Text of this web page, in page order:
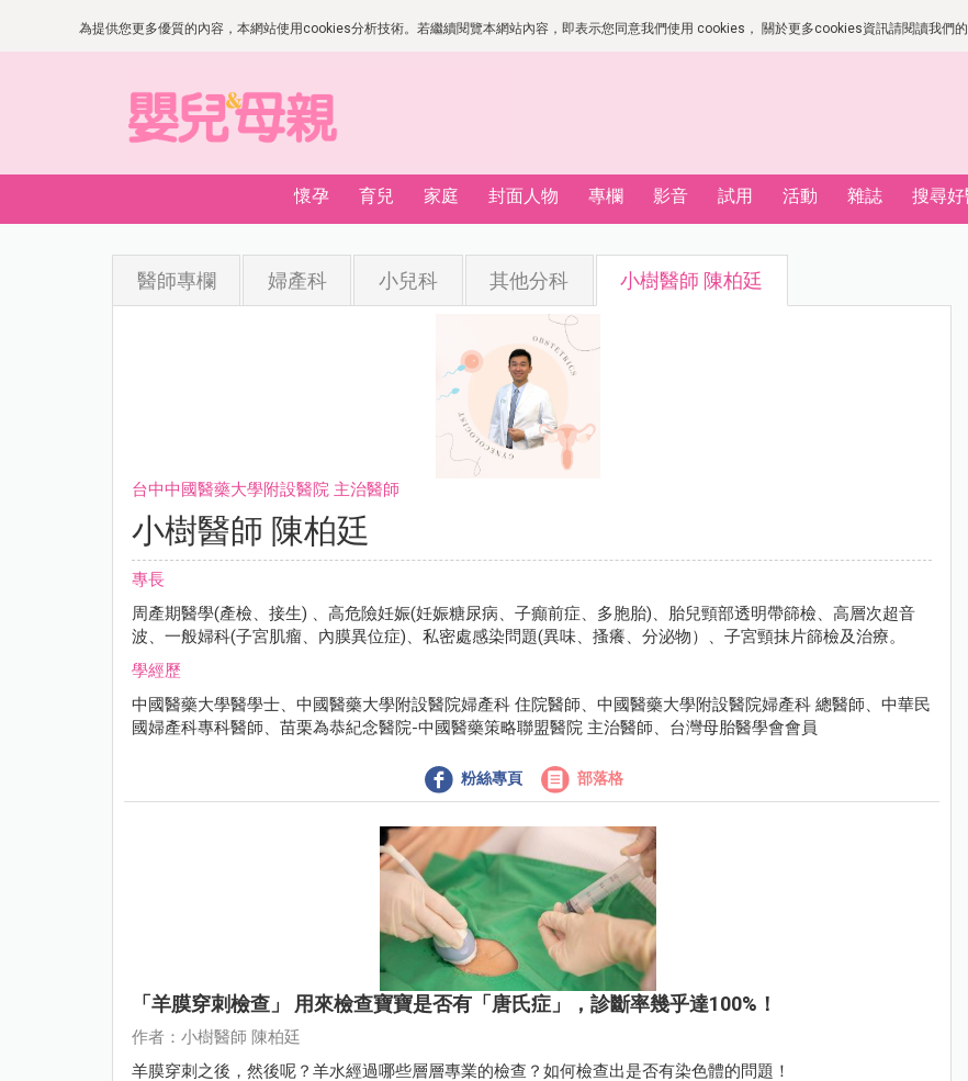
為提供您更多優質的內容，本網站使用cookies分析技術。若繼續閱覽本網站內容，即表示您同意我們使用 cookies， 關於更多cookies資訊請閱讀我們的
懷孕 育兒 家庭 封面人物 專欄 影音 試用 活動 雜誌 搜尋好
醫師專欄 婦產科 小兒科 其他分科 小樹醫師 陳柏廷
台中中國醫藥大學附設醫院 主治醫師
小樹醫師 陳柏廷
專長
周產期醫學(產檢、接生) 、高危險妊娠(妊娠糖尿病、子癲前症、多胞胎)、胎兒頸部透明帶篩檢、高層次超音
波、一般婦科(子宮肌瘤、內膜異位症)、私密處感染問題(異味、搔癢、分泌物）、子宮頸抹片篩檢及治療。
學經歷
中國醫藥大學醫學士、中國醫藥大學附設醫院婦產科 住院醫師、中國醫藥大學附設醫院婦產科 總醫師、中華民
國婦產科專科醫師、苗栗為恭紀念醫院-中國醫藥策略聯盟醫院 主治醫師、台灣母胎醫學會會員
粉絲專頁 部落格
「羊膜穿刺檢查」 用來檢查寶寶是否有「唐氏症」，診斷率幾乎達100%！
作者：小樹醫師 陳柏廷
羊膜穿刺之後，然後呢？羊水經過哪些層層專業的檢查？如何檢查出是否有染色體的問題！